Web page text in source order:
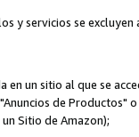
y servicios se
en un sitio al que se
de Productos"
Sitio de Amazon);